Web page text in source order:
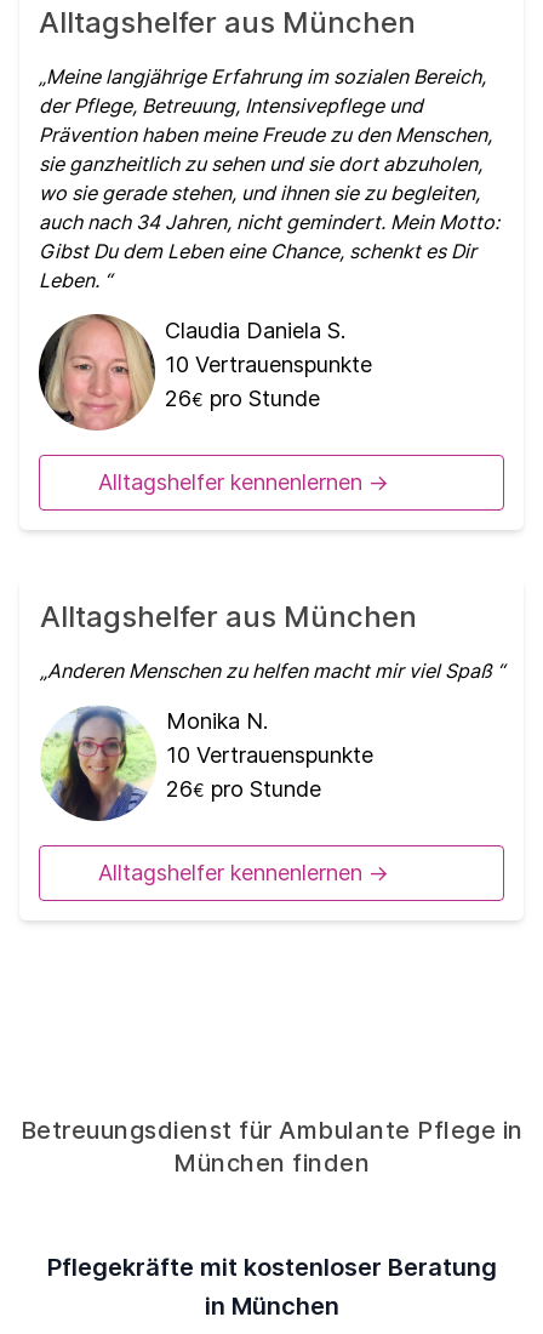
Alltagshelfer aus München
Meine langjährige Erfahrung im sozialen Bereich,
der Pflege, Betreuung, Intensivepflege und
Prävention haben meine Freude zu den Menschen,
sie ganzheitlich zu sehen und sie dort abzuholen,
wo sie gerade stehen, und ihnen sie zu begleiten,
auch nach 34 Jahren, nicht gemindert. Mein Motto:
Gibst Du dem Leben eine Chance, schenkt es Dir
Leben.
Claudia Daniela S.
10 Vertrauenspunkte
26€ pro Stunde
Alltagshelfer kennenlernen ->
Alltagshelfer aus München
Anderen Menschen zu helfen macht mir viel Spaß
Monika N.
10 Vertrauenspunkte
26€ pro Stunde
Alltagshelfer kennenlernen ->
Betreuungsdienst für Ambulante Pflege in
München finden
Pflegekräfte mit kostenloser Beratung
in München